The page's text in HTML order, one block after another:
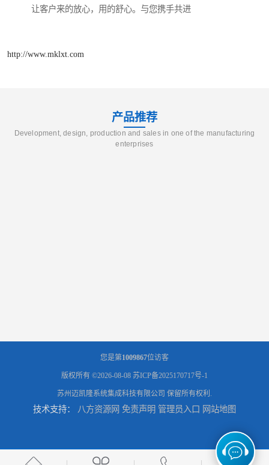
让客户来的放心，用的舒心。与您携手共进
http://www.mklxt.com
产品推荐
Development, design, production and sales in one of the manufacturing
enterprises
您是第1009867位访客
版权所有 ©2026-08-08 苏ICP备2025170717号-1
苏州迈凯隆系统集成科技有限公司 保留所有权利.
技术支持： 八方资源网 免责声明 管理员入口 网站地图